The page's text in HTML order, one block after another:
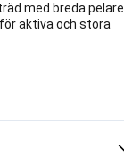
med breda
aktiva och stora